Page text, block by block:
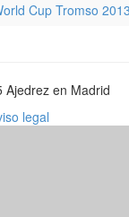
Cup Tromso 2013
en Madrid
legal